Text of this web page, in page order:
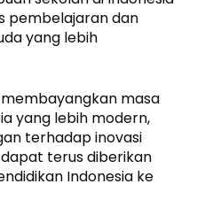
pembelajaran dan
yang lebih
masa
yang lebih modern,
terhadap inovasi
terus diberikan
Indonesia ke